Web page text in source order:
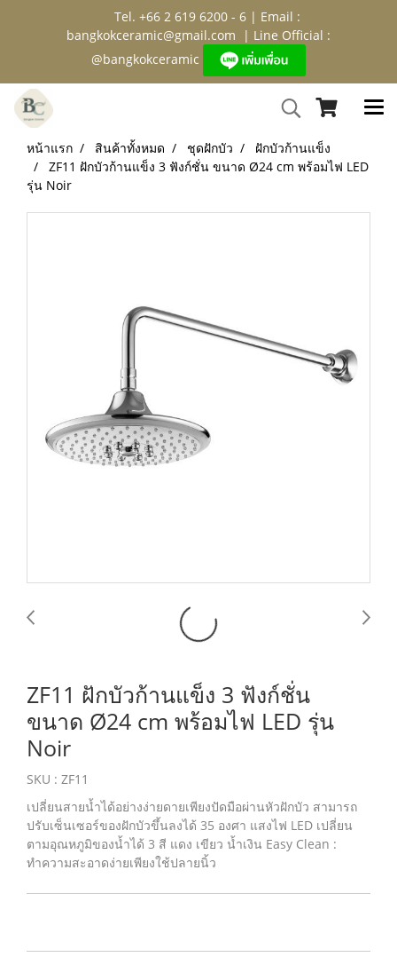
Tel. +66 2 619 6200 - 6 | Email :
bangkokceramic@gmail.com | Line Official :
@bangkokceramic
หน้าแรก สินค้าทั้งหมด ชุดฝักบัว
ฝักบัวก้านแข็ง
ZF11 ฝักบัวก้านแข็ง 3 ฟังก์ชั่น ขนาด Ø24 cm พร้อมไฟ LED
รุ่น Noir
ZF11 ฝักบัวก้านแข็ง 3 ฟังก์ชั่น
ขนาด Ø24 cm พร้อมไฟ LED รุ่น
Noir
SKU : ZF11
เปลี่ยนสายน้ำได้อย่างง่ายดายเพียงปัดมือผ่านหัวฝักบัว สามารถ
ปรับเซ็นเซอร์ของฝักบัวขึ้นลงได้ 35 องศา แสงไฟ LED เปลี่ยน
ตามอุณหภูมิของน้ำได้ 3 สี แดง เขียว น้ำเงิน Easy Clean :
ทำความสะอาดง่ายเพียงใช้ปลายนิ้ว